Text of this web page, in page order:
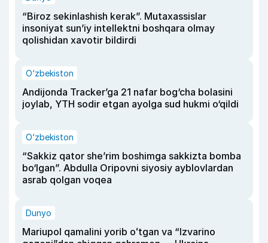
“Biroz sekinlashish kerak”. Mutaxassislar
insoniyat sun’iy intellektni boshqara olmay
qolishidan xavotir bildirdi
O‘zbekiston
Andijonda Tracker’ga 21 nafar bog‘cha bolasini
joylab, YTH sodir etgan ayolga sud hukmi o‘qildi
O‘zbekiston
“Sakkiz qator she’rim boshimga sakkizta bomba
bo‘lgan”. Abdulla Oripovni siyosiy ayblovlardan
asrab qolgan voqea
Dunyo
Mariupol qamalini yorib oʻtgan va “Izvarino